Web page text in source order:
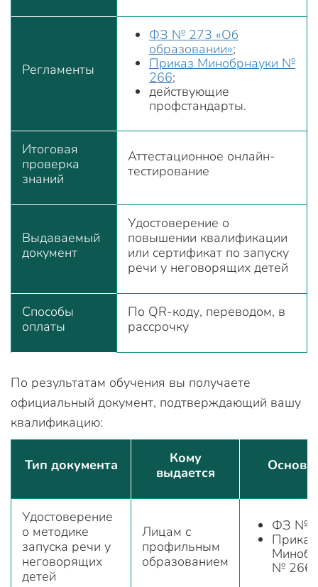
Регламенты
ФЗ № 273 «Об
образовании»;
Приказ Минобрнауки №
266;
действующие
профстандарты.
Итоговая
проверка
знаний
Аттестационное онлайн-
тестирование
Выдаваемый
документ
Удостоверение о
повышении квалификации
или сертификат по запуску
речи у неговорящих детей
Способы
оплаты
По QR-коду, переводом, в
рассрочку
По результатам обучения вы получаете
официальный документ, подтверждающий вашу
квалификацию:
Тип документа
Кому
выдается
Удостоверение
о методике
запуска речи у
неговорящих
детей
Лицам с
профильным
образованием
ФЗ №
Приказ
№ 266